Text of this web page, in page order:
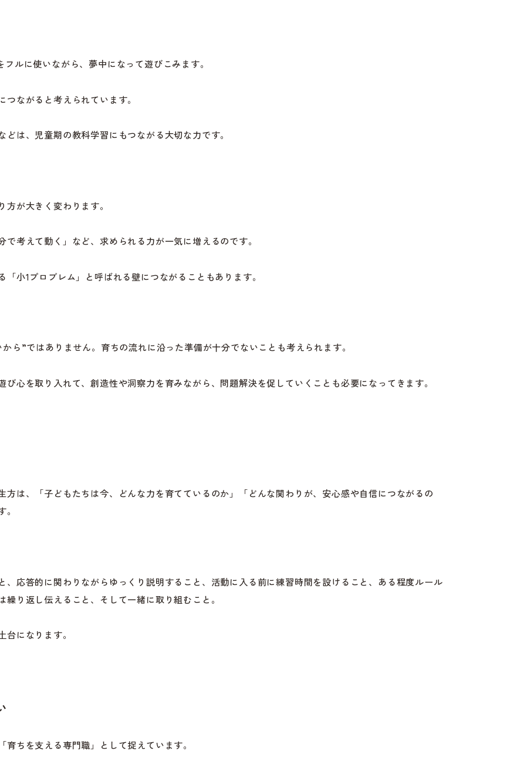
ルに使いながら、夢中になって遊びこみます。
ながると考えられています。
は、児童期の教科学習にもつながる大切な力です。
が大きく変わります。
考えて動く」など、求められる力が一気に増えるのです。
小1プロブレム」と呼ばれる壁につながることもあります。
ら”ではありません。育ちの流れに沿った準備が十分でないことも考えられます。
心を取り入れて、創造性や洞察力を育みながら、問題解決を促していくことも必要になってきます。
は、「子どもたちは今、どんな力を育てているのか」「どんな関わりが、安心感や自信につながるの
応答的に関わりながらゆっくり説明すること、活動に入る前に練習時間を設けること、ある程度ルール
り返し伝えること、そして一緒に取り組むこと。
になります。
ちを支える専門職」として捉えています。